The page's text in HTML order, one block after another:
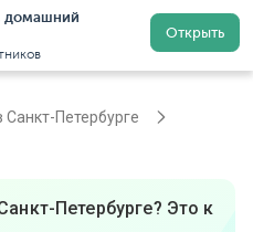
домашний
Открыть
Регистрация
Санкт-Петербурге
Петербурге? Это к